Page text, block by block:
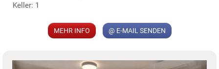
Keller: 1
MEHR INFO @ E-MAIL SENDEN